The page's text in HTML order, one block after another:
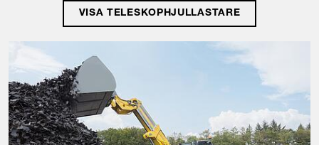
VISA TELESKOPHJULLASTARE